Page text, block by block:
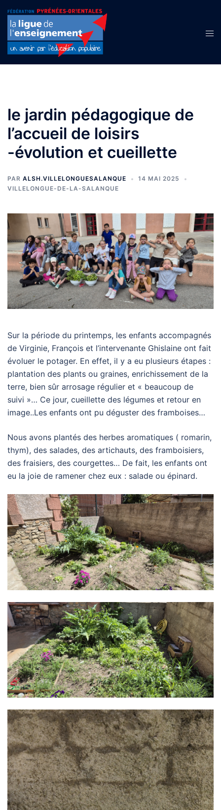
contenu
le jardin pédagogique de
l’accueil de loisirs
-évolution et cueillette
PAR ALSH.VILLELONGUESALANQUE
14 MAI 2025
VILLELONGUE-DE-LA-SALANQUE
Sur la période du printemps, les enfants accompagnés
de Virginie, François et l’intervenante Ghislaine ont fait
évoluer le potager. En effet, il y a eu plusieurs étapes :
plantation des plants ou graines, enrichissement de la
terre, bien sûr arrosage régulier et « beaucoup de
suivi »… Ce jour, cueillette des légumes et retour en
image..Les enfants ont pu déguster des framboises…
Nous avons plantés des herbes aromatiques ( romarin,
thym), des salades, des artichauts, des framboisiers,
des fraisiers, des courgettes… De fait, les enfants ont
eu la joie de ramener chez eux : salade ou épinard.